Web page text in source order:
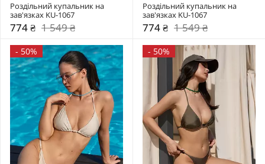
Роздільний купальник на
зав'язках KU-1067
774 ₴ 1 549 ₴
Роздільний купальник на
зав'язках KU-1067
774 ₴ 1 549 ₴
- 50% - 50%